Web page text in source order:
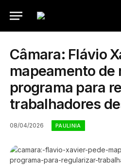
Câmara: Flávio
mapeamento de
programa para
trabalhadores
08/04/2026 PAULINIA